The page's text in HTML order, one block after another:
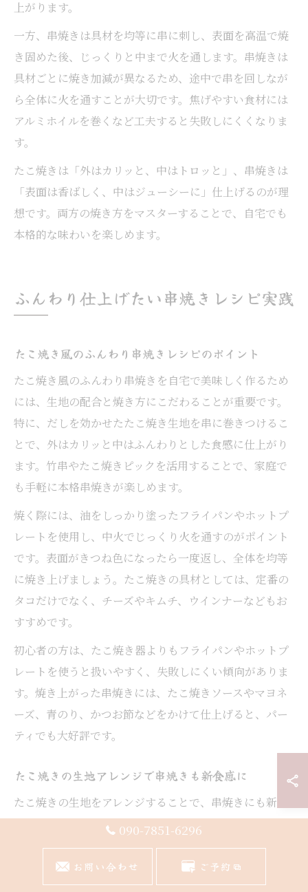
上がります。
一方、串焼きは具材を均等に串に刺し、表面を高温で焼
き固めた後、じっくりと中まで火を通します。串焼きは
具材ごとに焼き加減が異なるため、途中で串を回しなが
ら全体に火を通すことが大切です。焦げやすい食材には
アルミホイルを巻くなど工夫すると失敗しにくくなりま
す。
たこ焼きは「外はカリッと、中はトロッと」、串焼きは
「表面は香ばしく、中はジューシーに」仕上げるのが理
想です。両方の焼き方をマスターすることで、自宅でも
本格的な味わいを楽しめます。
ふんわり仕上げたい串焼きレシピ実践
たこ焼き風のふんわり串焼きレシピのポイント
たこ焼き風のふんわり串焼きを自宅で美味しく作るため
には、生地の配合と焼き方にこだわることが重要です。
特に、だしを効かせたたこ焼き生地を串に巻きつけるこ
とで、外はカリッと中はふんわりとした食感に仕上がり
ます。竹串やたこ焼きピックを活用することで、家庭で
も手軽に本格串焼きが楽しめます。
焼く際には、油をしっかり塗ったフライパンやホットプ
レートを使用し、中火でじっくり火を通すのがポイント
です。表面がきつね色になったら一度返し、全体を均等
に焼き上げましょう。たこ焼きの具材としては、定番の
タコだけでなく、チーズやキムチ、ウインナーなどもお
すすめです。
初心者の方は、たこ焼き器よりもフライパンやホットプ
レートを使うと扱いやすく、失敗しにくい傾向がありま
す。焼き上がった串焼きには、たこ焼きソースやマヨネ
ーズ、青のり、かつお節などをかけて仕上げると、パー
ティでも大好評です。
たこ焼きの生地アレンジで串焼きも新食感に
たこ焼きの生地をアレンジすることで、串焼きにも新し
い食感と味わいをプラスできます。例えば、だしの種類
を昆布や鶏ガラベースに変えたり、薄力粉だけでなく米
粉や片栗粉を加えることで、もっちり・ふんわり・カリ
カリなど好みに応じた生地が作れます。
090-7851-6296
お問い合わせ ご予約